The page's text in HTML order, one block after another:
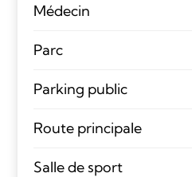
Médecin
Parc
Parking public
Route principale
Salle de sport